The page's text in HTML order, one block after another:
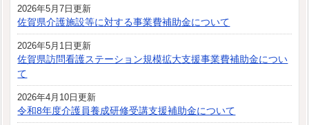
2026年5月7日更新
佐賀県介護施設等に対する事業費補助金について
2026年5月1日更新
佐賀県訪問看護ステーション規模拡大支援事業費補助金につい
て
2026年4月10日更新
令和8年度介護員養成研修受講支援補助金について